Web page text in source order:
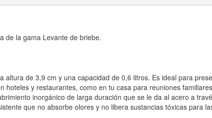
de la gama Levante de briebe.
altura de 3,9 cm y una capacidad de 0,6 litros. Es ideal para
y restaurantes, como en tu casa para reuniones
inorgánico de larga duración que se le da al acero a
que no absorbe olores y no libera sustancias tóxicas para